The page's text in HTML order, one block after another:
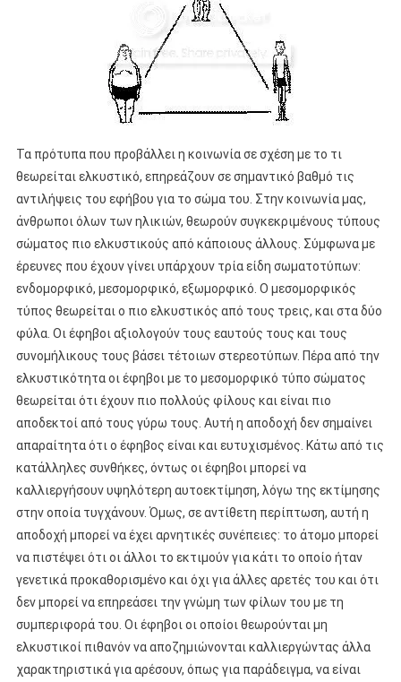
Τα πρότυπα που προβάλλει η κοινωνία σε σχέση με το τι
θεωρείται ελκυστικό, επηρεάζουν σε σημαντικό βαθμό τις
αντιλήψεις του εφήβου για το σώμα του. Στην κοινωνία μας,
άνθρωποι όλων των ηλικιών, θεωρούν συγκεκριμένους τύπους
σώματος πιο ελκυστικούς από κάποιους άλλους. Σύμφωνα με
έρευνες που έχουν γίνει υπάρχουν τρία είδη σωματοτύπων:
ενδομορφικό, μεσομορφικό, εξωμορφικό. Ο μεσομορφικός
τύπος θεωρείται ο πιο ελκυστικός από τους τρεις, και στα δύο
φύλα. Οι έφηβοι αξιολογούν τους εαυτούς τους και τους
συνομήλικους τους βάσει τέτοιων στερεοτύπων. Πέρα από την
ελκυστικότητα οι έφηβοι με το μεσομορφικό τύπο σώματος
θεωρείται ότι έχουν πιο πολλούς φίλους και είναι πιο
αποδεκτοί από τους γύρω τους. Αυτή η αποδοχή δεν σημαίνει
απαραίτητα ότι ο έφηβος είναι και ευτυχισμένος. Κάτω από τις
κατάλληλες συνθήκες, όντως οι έφηβοι μπορεί να
καλλιεργήσουν υψηλότερη αυτοεκτίμηση, λόγω της εκτίμησης
στην οποία τυγχάνουν. Όμως, σε αντίθετη περίπτωση, αυτή η
αποδοχή μπορεί να έχει αρνητικές συνέπειες: το άτομο μπορεί
να πιστέψει ότι οι άλλοι το εκτιμούν για κάτι το οποίο ήταν
γενετικά προκαθορισμένο και όχι για άλλες αρετές του και ότι
δεν μπορεί να επηρεάσει την γνώμη των φίλων του με τη
συμπεριφορά του. Οι έφηβοι οι οποίοι θεωρούνται μη
ελκυστικοί πιθανόν να αποζημιώνονται καλλιεργώντας άλλα
χαρακτηριστικά για αρέσουν, όπως για παράδειγμα, να είναι